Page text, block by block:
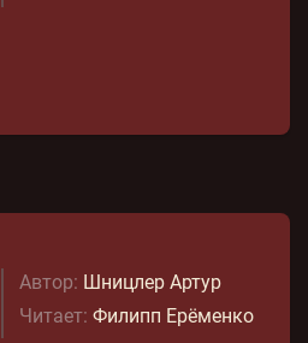
Автор: Шницлер Артур
Читает: Филипп Ерёменко